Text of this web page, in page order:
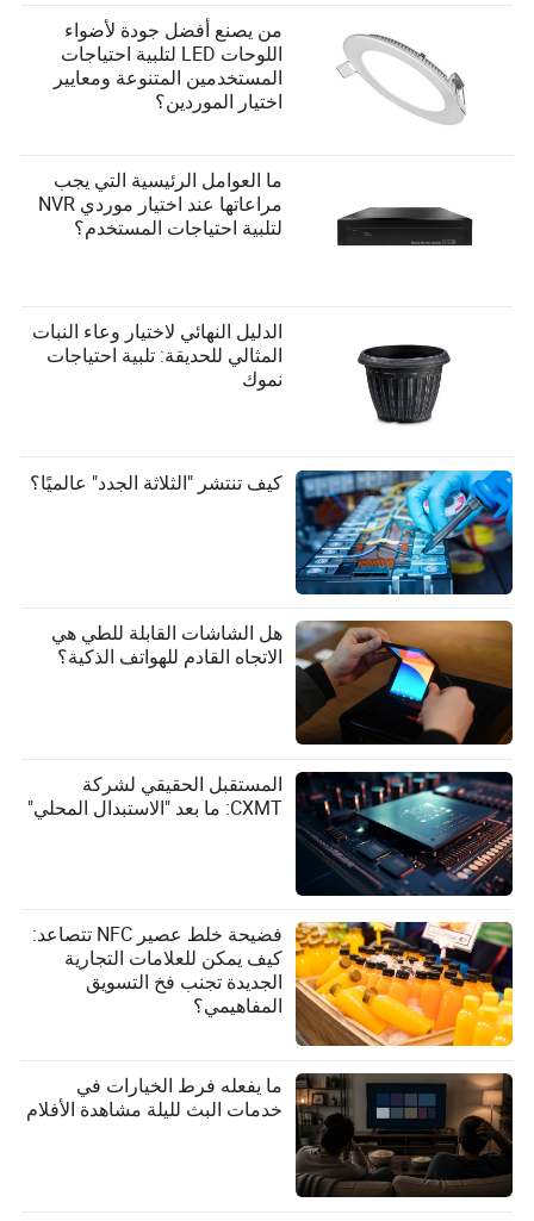
من يصنع أفضل جودة لأضواء
اللوحات LED لتلبية احتياجات
المستخدمين المتنوعة ومعايير
اختيار الموردين؟
ما العوامل الرئيسية التي يجب
مراعاتها عند اختيار موردي NVR
لتلبية احتياجات المستخدم؟
الدليل النهائي لاختيار وعاء النبات
المثالي للحديقة: تلبية احتياجات
نموك
كيف تنتشر "الثلاثة الجدد" عالميًا؟
هل الشاشات القابلة للطي هي
الاتجاه القادم للهواتف الذكية؟
المستقبل الحقيقي لشركة
CXMT: ما بعد "الاستبدال المحلي"
فضيحة خلط عصير NFC تتصاعد:
كيف يمكن للعلامات التجارية
الجديدة تجنب فخ التسويق
المفاهيمي؟
ما يفعله فرط الخيارات في
خدمات البث لليلة مشاهدة الأفلام